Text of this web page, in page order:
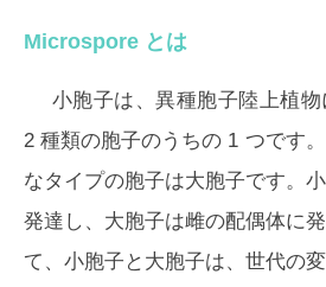
Microspore とは
小胞子は、異種胞子陸上植
2 種類の胞子のうちの 1 つです
なタイプの胞子は大胞子です。
発達し、大胞子は雌の配偶体に
て、小胞子と大胞子は、世代の